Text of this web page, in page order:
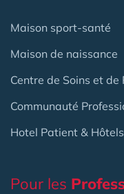
Maison sport-santé
Maison de naissance
Centre de Soins et de
Communauté
Hotel Patient &
Pour les